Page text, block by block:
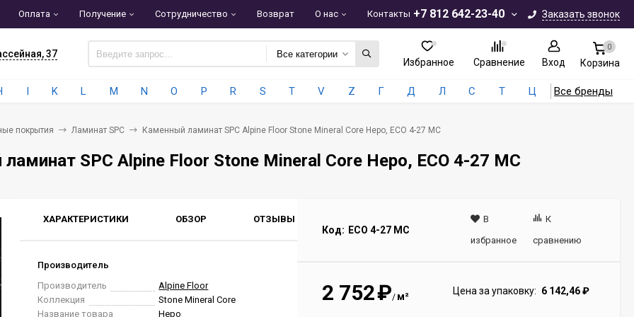
+7 812 642-23-40 Заказать звонок
Оплата Получение Сотрудничество Возврат О нас Контакты
37 Все категории
Избранное Сравнение Вход
0
Корзина
I K L M N O P R S T V Z Г Д Л С Т Ц Все бренды
покрытия Ламинат SPC Каменный ламинат SPC Alpine Floor Stone Mineral Core Неро, ЕСО 4-27 MC
SPC Alpine Floor Stone Mineral Core Неро, ЕСО 4-27 MC
ХАРАКТЕРИСТИКИ ОБЗОР ОТЗЫВЫ
Производитель
Производитель
Alpine Floor
Коллекция
Stone Mineral Core
Название товара
Неро
Код: ECO 4-27 MC
В
избранное
К
сравнению
2 752₽/ м² Цена за упаковку: 6 142,46₽